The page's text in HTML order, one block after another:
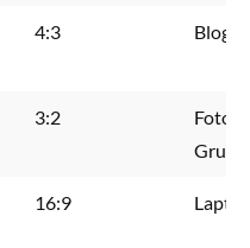
4:3 Blogs,
3:2
16:9